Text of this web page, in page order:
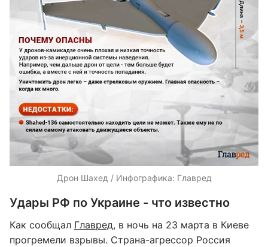
Дрон Шахед / Инфографика: Главред
Удары РФ по Украине - что известно
Как сообщал Главред, в ночь на 23 марта в Киеве
прогремели взрывы. Страна-агрессор Россия